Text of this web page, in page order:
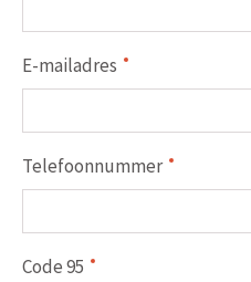
E-mailadres
Telefoonnummer
Code 95